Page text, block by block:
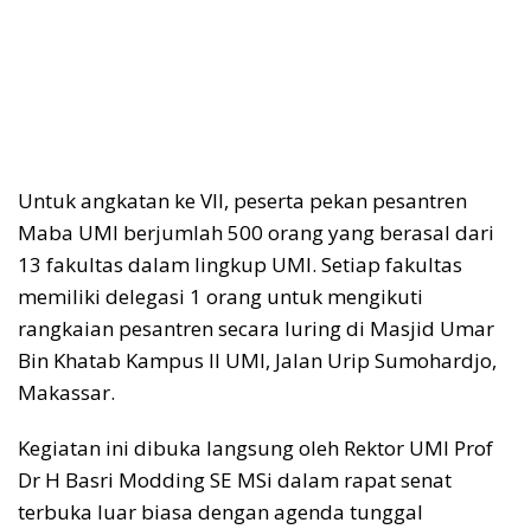
Untuk angkatan ke VII, peserta pekan pesantren
Maba UMI berjumlah 500 orang yang berasal dari
13 fakultas dalam lingkup UMI. Setiap fakultas
memiliki delegasi 1 orang untuk mengikuti
rangkaian pesantren secara luring di Masjid Umar
Bin Khatab Kampus II UMI, Jalan Urip Sumohardjo,
Makassar.
Kegiatan ini dibuka langsung oleh Rektor UMI Prof
Dr H Basri Modding SE MSi dalam rapat senat
terbuka luar biasa dengan agenda tunggal